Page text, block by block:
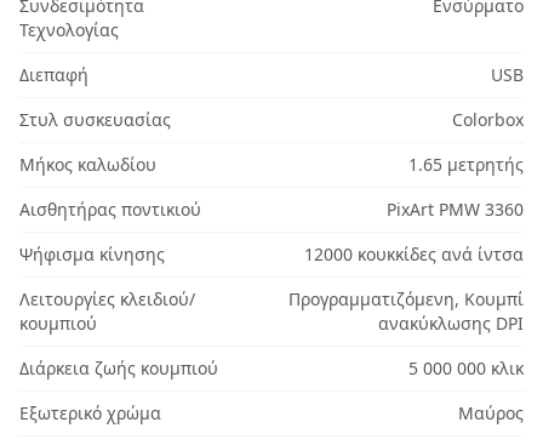
Συνδεσιμότητα
Τεχνολογίας
Ενσύρματο
Διεπαφή
USB
Στυλ συσκευασίας
Colorbox
Μήκος καλωδίου
1.65 μετρητής
Αισθητήρας ποντικιού
PixArt PMW 3360
Ψήφισμα κίνησης
12000 κουκκίδες ανά ίντσα
Λειτουργίες κλειδιού/
κουμπιού
Προγραμματιζόμενη, Κουμπί
ανακύκλωσης DPI
Διάρκεια ζωής κουμπιού
5 000 000 κλικ
Εξωτερικό χρώμα
Μαύρος